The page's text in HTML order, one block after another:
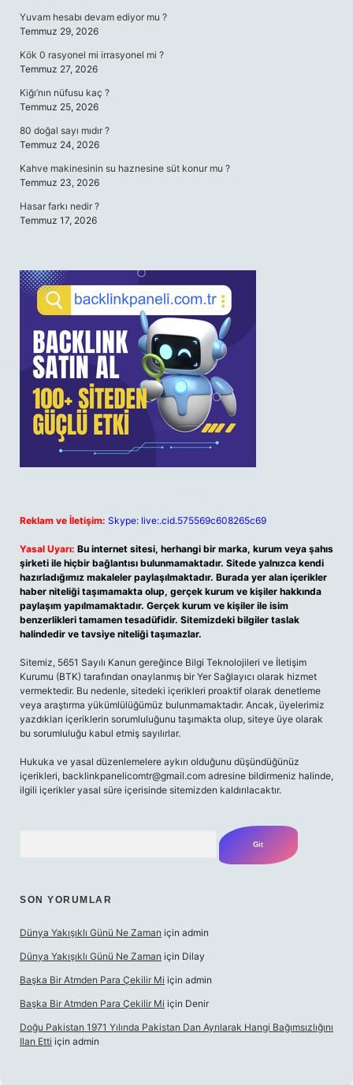
Yuvam hesabı devam ediyor mu ?
Temmuz 29, 2026
Kök 0 rasyonel mi irrasyonel mi ?
Temmuz 27, 2026
Kiğı’nın nüfusu kaç ?
Temmuz 25, 2026
80 doğal sayı mıdır ?
Temmuz 24, 2026
Kahve makinesinin su haznesine süt konur mu ?
Temmuz 23, 2026
Hasar farkı nedir ?
Temmuz 17, 2026
Reklam ve İletişim: Skype: live:.cid.575569c608265c69
Yasal Uyarı: Bu internet sitesi, herhangi bir marka, kurum veya şahıs
şirketi ile hiçbir bağlantısı bulunmamaktadır. Sitede yalnızca kendi
hazırladığımız makaleler paylaşılmaktadır. Burada yer alan içerikler
haber niteliği taşımamakta olup, gerçek kurum ve kişiler hakkında
paylaşım yapılmamaktadır. Gerçek kurum ve kişiler ile isim
benzerlikleri tamamen tesadüfidir. Sitemizdeki bilgiler taslak
halindedir ve tavsiye niteliği taşımazlar.
Sitemiz, 5651 Sayılı Kanun gereğince Bilgi Teknolojileri ve İletişim
Kurumu (BTK) tarafından onaylanmış bir Yer Sağlayıcı olarak hizmet
vermektedir. Bu nedenle, sitedeki içerikleri proaktif olarak denetleme
veya araştırma yükümlülüğümüz bulunmamaktadır. Ancak, üyelerimiz
yazdıkları içeriklerin sorumluluğunu taşımakta olup, siteye üye olarak
bu sorumluluğu kabul etmiş sayılırlar.
Hukuka ve yasal düzenlemelere aykırı olduğunu düşündüğünüz
içerikleri, backlinkpanelicomtr@gmail.com adresine bildirmeniz halinde,
ilgili içerikler yasal süre içerisinde sitemizden kaldırılacaktır.
SON YORUMLAR
Dünya Yakışıklı Günü Ne Zaman için admin
Dünya Yakışıklı Günü Ne Zaman için Dilay
Başka Bir Atmden Para Çekilir Mi için admin
Başka Bir Atmden Para Çekilir Mi için Denir
Doğu Pakistan 1971 Yılında Pakistan Dan Ayrılarak Hangi Bağımsızlığını
Ilan Etti için admin